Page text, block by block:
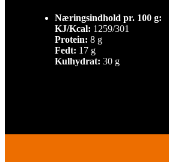
Næringsindhold pr. 100 g:
KJ/Kcal: 1259/301
Protein: 8 g
Fedt: 17 g
Kulhydrat: 30 g